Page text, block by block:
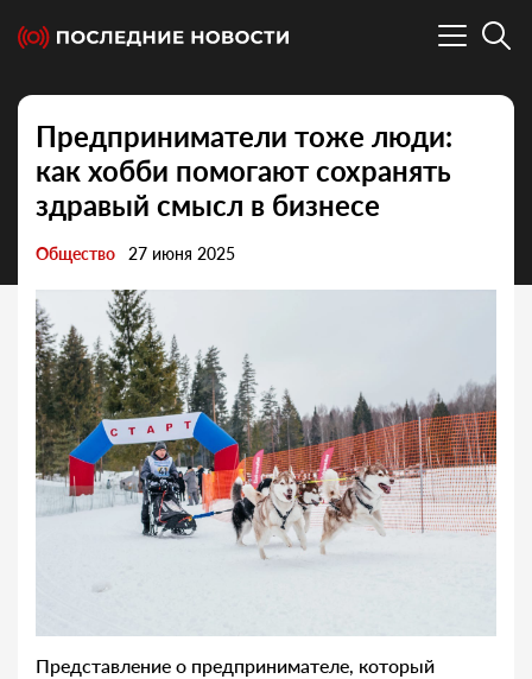
Предприниматели тоже люди:
как хобби помогают сохранять
здравый смысл в бизнесе
Общество 27 июня 2025
Представление о предпринимателе, который